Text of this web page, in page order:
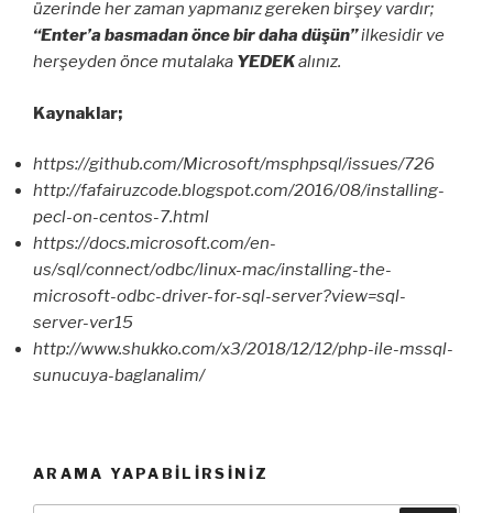
üzerinde her zaman yapmanız gereken birşey vardır;
“Enter’a basmadan önce bir daha düşün”ilkesidir ve
herşeyden önce mutalaka YEDEKalınız.
Kaynaklar;
https://github.com/Microsoft/msphpsql/issues/726
http://fafairuzcode.blogspot.com/2016/08/installing-
pecl-on-centos-7.html
https://docs.microsoft.com/en-
us/sql/connect/odbc/linux-mac/installing-the-
microsoft-odbc-driver-for-sql-server?view=sql-
server-ver15
http://www.shukko.com/x3/2018/12/12/php-ile-mssql-
sunucuya-baglanalim/
ARAMA YAPABILIRSINIZ